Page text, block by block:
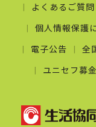
よくあるご質問
個人情報保護
電子公告 全
ユニセフ募